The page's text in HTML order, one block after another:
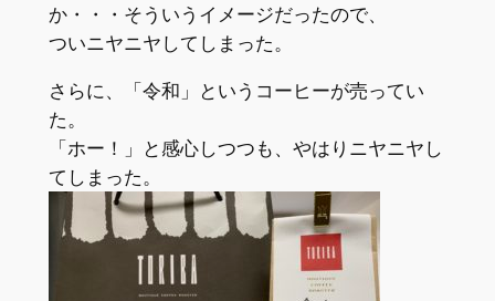
か・・・そういうイメージだったので、
ついニヤニヤしてしまった。
さらに、「令和」というコーヒーが売ってい
た。
「ホー！」と感心しつつも、やはりニヤニヤし
てしまった。